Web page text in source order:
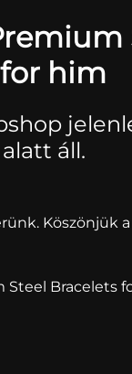
him
áll.
Köszönjük
Bracelets